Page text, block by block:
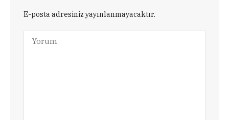
E-posta adresiniz yayınlanmayacaktır.